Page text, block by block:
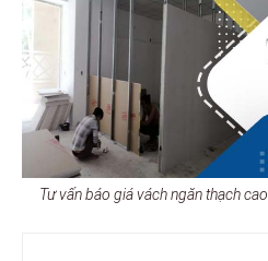
Tư vấn báo giá vách ngăn thạch